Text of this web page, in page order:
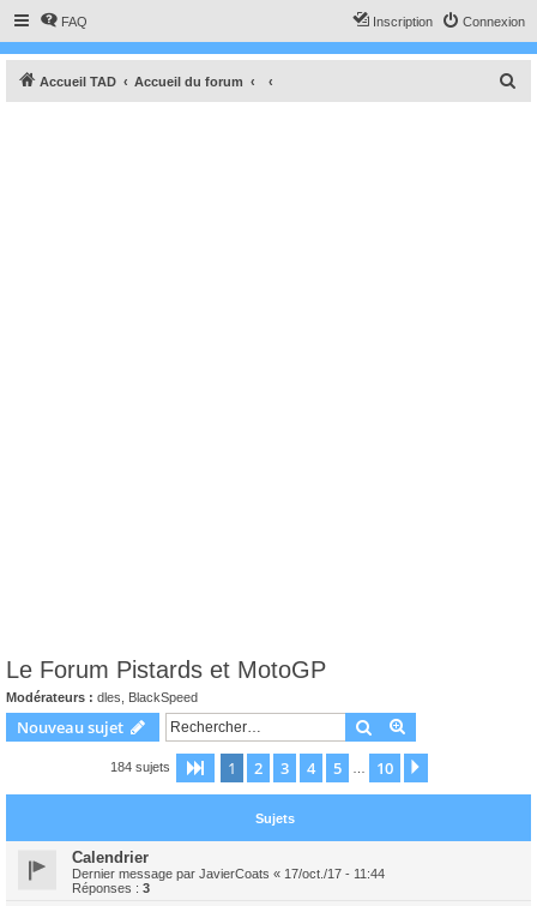
FAQ Connexion
Inscription
Accueil TAD Accueil du forum
Le Forum Pistards et MotoGP
Modérateurs : dles BlackSpeed
Nouveau sujet Rechercher
184 sujets Page 1sur10
1 2 3 4 5 10
Sujets
Calendrier
Dernier message par JavierCoats « 17/oct./17 - 11:44
Réponses : 3